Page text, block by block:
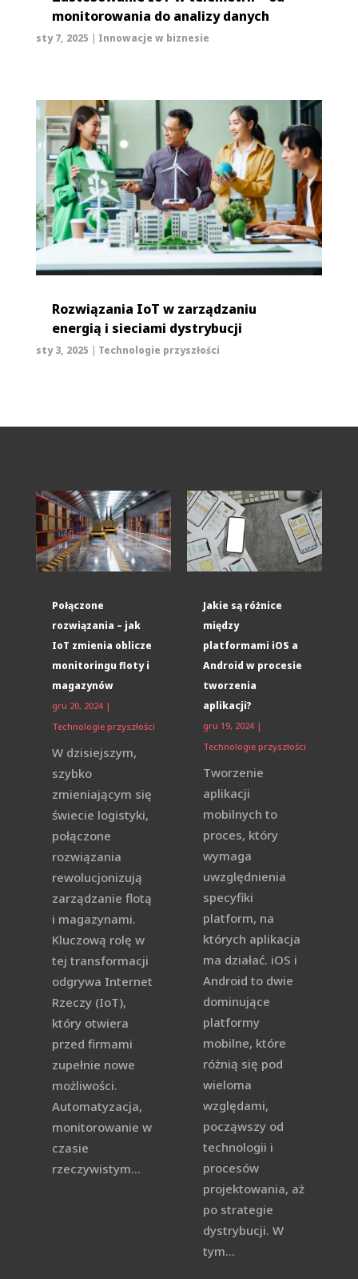
monitorowania do analizy danych
sty 7, 2025 | Innowacje w biznesie
Rozwiązania IoT w zarządzaniu
energią i sieciami dystrybucji
sty 3, 2025 | Technologie przyszłości
Połączone
rozwiązania – jak
IoT zmienia oblicze
monitoringu floty i
magazynów
gru 20, 2024|
Technologie przyszłości
W dzisiejszym,
szybko
zmieniającym się
świecie logistyki,
połączone
rozwiązania
rewolucjonizują
zarządzanie flotą
i magazynami.
Kluczową rolę w
tej transformacji
odgrywa Internet
Rzeczy (IoT),
który otwiera
przed firmami
zupełnie nowe
możliwości.
Automatyzacja,
monitorowanie w
czasie
rzeczywistym...
Jakie są różnice
między
platformami iOS a
Android w procesie
tworzenia
aplikacji?
gru 19, 2024|
Technologie przyszłości
Tworzenie
aplikacji
mobilnych to
proces, który
wymaga
uwzględnienia
specyfiki
platform, na
których aplikacja
ma działać. iOS i
Android to dwie
dominujące
platformy
mobilne, które
różnią się pod
wieloma
względami,
począwszy od
technologii i
procesów
projektowania, aż
po strategie
dystrybucji. W
tym...